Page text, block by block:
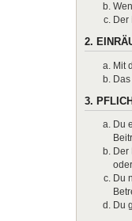
Der
2.
Mit
3.
Du
Der
Du
Du